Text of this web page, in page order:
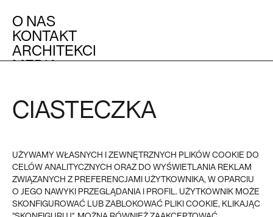
O NAS
KONTAKT
ARCHITEKCI
MEDIA
OBSŁUGA KLIENTA
PŁATNOŚĆ
DOSTAWA
ZWROTY
REKLAMACJE
POZOSTAŁE
VEER - 2026 © VEER, WSZYSTKIE PRAWA ZASTRZEŻONE
CIASTECZKA
UŻYWAMY WŁASNYCH I ZEWNĘTRZNYCH PLIKÓW COOKIE DO
CELÓW ANALITYCZNYCH ORAZ DO WYŚWIETLANIA REKLAM
ZWIĄZANYCH Z PREFERENCJAMI UŻYTKOWNIKA, W OPARCIU
O JEGO NAWYKI PRZEGLĄDANIA I PROFIL. UŻYTKOWNIK MOŻE
SKONFIGUROWAĆ LUB ZABLOKOWAĆ PLIKI COOKIE, KLIKAJĄC